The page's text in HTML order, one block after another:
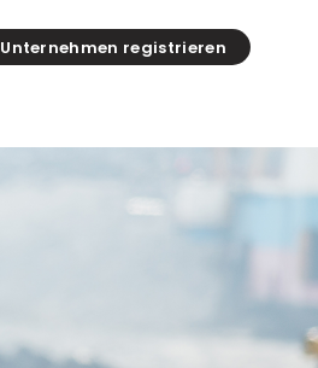
Unternehmen registrieren